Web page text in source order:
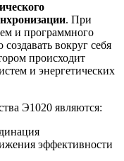
. При
и программного
вокруг себя
происходит
и энергетических
Э1020 являются:
эффективности